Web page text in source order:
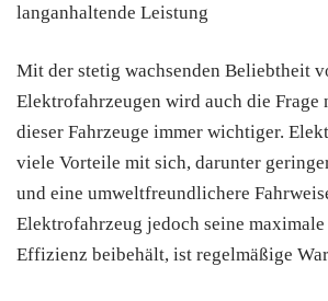
langanhaltende Leistung
Mit der stetig wachsenden Beliebtheit
Elektrofahrzeugen wird auch die Frage
dieser Fahrzeuge immer wichtiger.
viele Vorteile mit sich, darunter
und eine umweltfreundlichere
Elektrofahrzeug jedoch seine
Effizienz beibehält, ist regelmäßige